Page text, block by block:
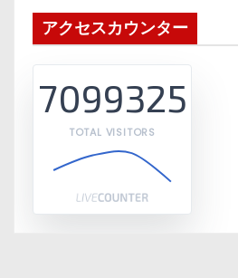
アクセスカウンター
7099325
TOTAL VISITORS